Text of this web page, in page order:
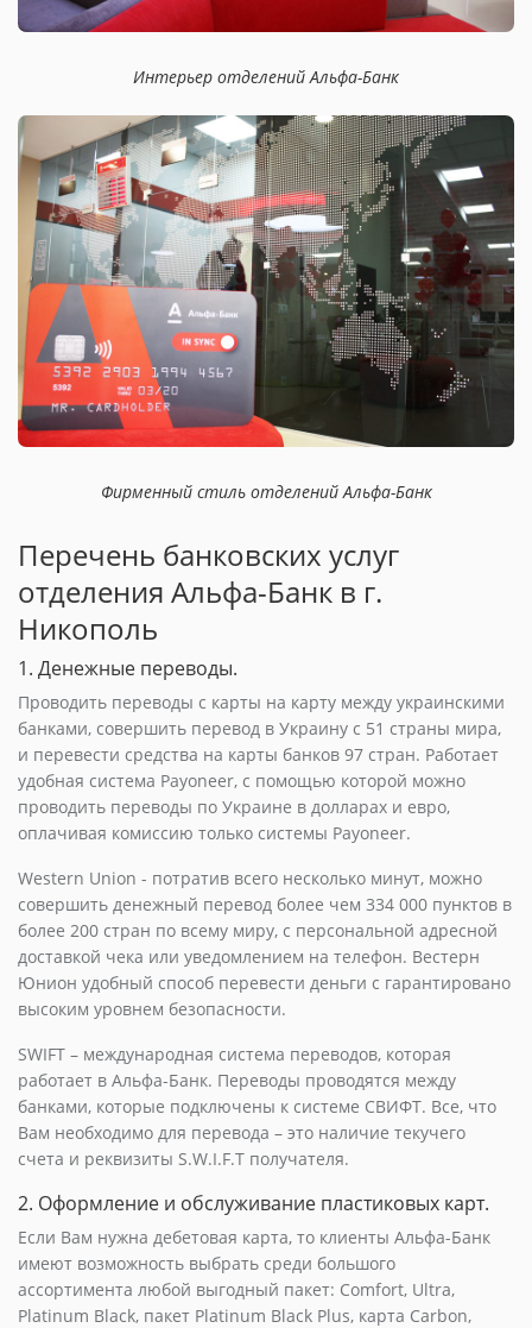
Интерьер отделений Альфа-Банк
Фирменный стиль отделений Альфа-Банк
Перечень банковских услуг
отделения Альфа-Банк в г.
Никополь
1. Денежные переводы.
Проводить переводы с карты на карту между украинскими
банками, совершить перевод в Украину с 51 страны мира,
и перевести средства на карты банков 97 стран. Работает
удобная система Payoneer, с помощью которой можно
проводить переводы по Украине в долларах и евро,
оплачивая комиссию только системы Payoneer.
Western Union - потратив всего несколько минут, можно
совершить денежный перевод более чем 334 000 пунктов в
более 200 стран по всему миру, с персональной адресной
доставкой чека или уведомлением на телефон. Вестерн
Юнион удобный способ перевести деньги с гарантировано
высоким уровнем безопасности.
SWIFT – международная система переводов, которая
работает в Альфа-Банк. Переводы проводятся между
банками, которые подключены к системе СВИФТ. Все, что
Вам необходимо для перевода – это наличие текучего
счета и реквизиты S.W.I.F.T получателя.
2. Оформление и обслуживание пластиковых карт.
Если Вам нужна дебетовая карта, то клиенты Альфа-Банк
имеют возможность выбрать среди большого
ассортимента любой выгодный пакет: Comfort, Ultra,
Platinum Black, пакет Platinum Black Plus, карта Carbon,